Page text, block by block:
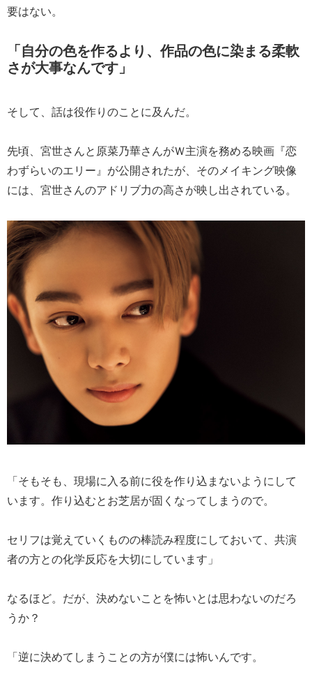
要はない。
「自分の色を作るより、作品の色に染まる柔軟
さが大事なんです」
そして、話は役作りのことに及んだ。
先頃、宮世さんと原菜乃華さんがＷ主演を務める映画『恋
わずらいのエリー』が公開されたが、そのメイキング映像
には、宮世さんのアドリブ力の高さが映し出されている。
「そもそも、現場に入る前に役を作り込まないようにして
います。作り込むとお芝居が固くなってしまうので。
セリフは覚えていくものの棒読み程度にしておいて、共演
者の方との化学反応を大切にしています」
なるほど。だが、決めないことを怖いとは思わないのだろ
うか？
「逆に決めてしまうことの方が僕には怖いんです。